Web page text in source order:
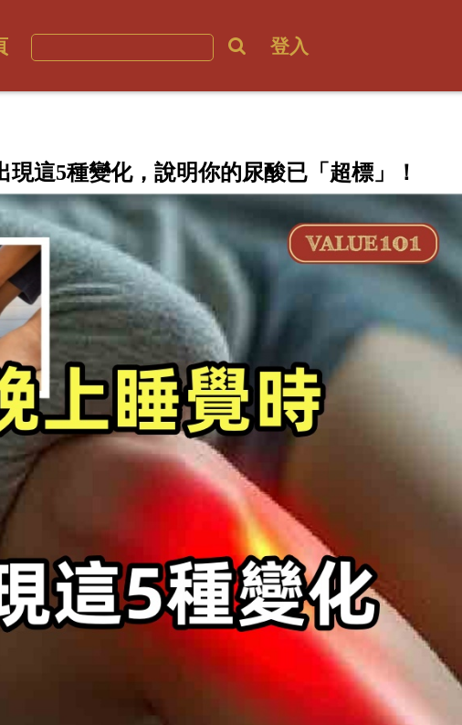
登入
現這5種變化，說明你的尿酸已「超標」！